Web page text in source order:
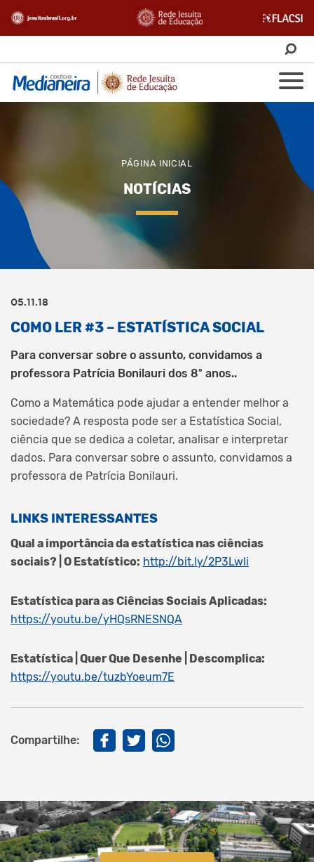
PÁGINA INICIAL
NOTÍCIAS
05.11.18
COMO LER #3 – ESTATÍSTICA SOCIAL
Para conversar sobre o assunto, convidamos a
professora Patrícia Bonilauri dos 8º anos..
Como a Matemática pode ajudar a entender melhor a
sociedade? A resposta pode ser a Estatística Social,
ciência que se dedica a coletar, analisar e interpretar
dados. Para conversar sobre o assunto, convidamos a
professora de Patrícia Bonilauri.
LINKS INTERESSANTES
Qual a importância da estatística nas ciências
sociais? | O Estatístico: http://bit.ly/2P3Lwli
Estatística para as Ciências Sociais Aplicadas:
https://youtu.be/yHQsRNESNQA
Estatística | Quer Que Desenhe | Descomplica:
https://youtu.be/tuzbYoeum7E
Compartilhe: